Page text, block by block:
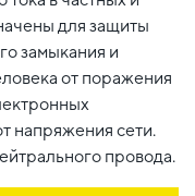
для защиты
замыкания и
от поражения
напряжения сети.
провода.